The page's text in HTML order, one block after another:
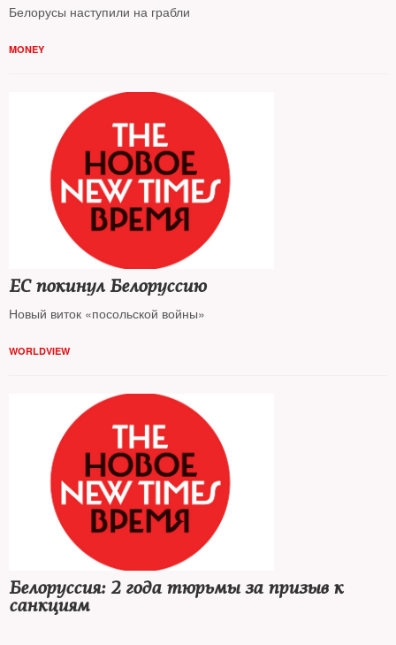
Белорусы наступили на грабли
MONEY
ЕС покинул Белоруссию
Новый виток «посольской войны»
WORLDVIEW
Белоруссия: 2 года тюрьмы за призыв к
санкциям